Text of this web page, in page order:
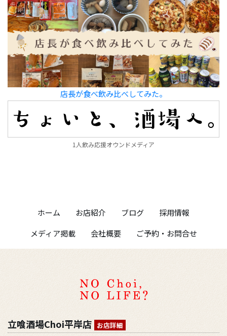
店長が食べ飲み比べしてみた。
1人飲み応援オウンドメディア
ホーム お店紹介 ブログ
採用情報
メディア掲載
会社概要 ご予約・お問合せ
立喰酒場Choi平岸店 お店詳細